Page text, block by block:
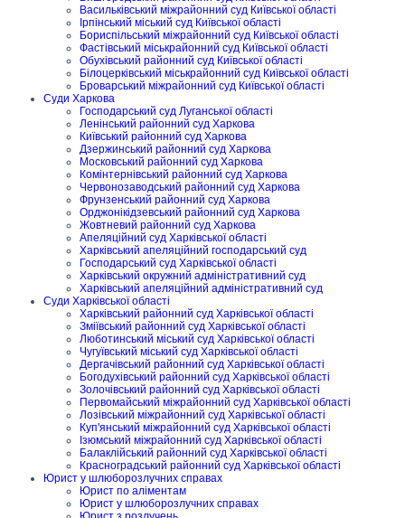
Васильківський міжрайонний суд Київської області
Ірпінський міський суд Київської області
Бориспільський міжрайонний суд Київської області
Фастівський міськрайонний суд Київської області
Обухівський районний суд Київської області
Білоцерківський міськрайонний суд Київської області
Броварський міжрайонний суд Київської області
Суди Харкова
Господарський суд Луганської області
Ленінський районний суд Харкова
Київський районний суд Харкова
Дзержинський районний суд Харкова
Московський районний суд Харкова
Комінтернівський районний суд Харкова
Червонозаводський районний суд Харкова
Фрунзенський районний суд Харкова
Орджонікідзевський районний суд Харкова
Жовтневий районний суд Харкова
Апеляційний суд Харківської області
Харківський апеляційний господарський суд
Господарський суд Харківської області
Харківський окружний адміністративний суд
Харківський апеляційний адміністративний суд
Суди Харківської області
Харківський районний суд Харківської області
Зміївський районний суд Харківської області
Люботинський міський суд Харківської області
Чугуївський міський суд Харківської області
Дергачівський районний суд Харківської області
Богодухівський районний суд Харківської області
Золочівський районний суд Харківської області
Первомайський міжрайонний суд Харківської області
Лозівський міжрайонний суд Харківської області
Куп'янський міжрайонний суд Харківської області
Ізюмський міжрайонний суд Харківської області
Балаклійський районний суд Харківської області
Красноградський районний суд Харківської області
Юрист у шлюборозлучних справах
Юрист по аліментам
Юрист у шлюборозлучних справах